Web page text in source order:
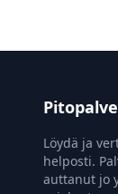
Löydä ja
helposti.
auttanut jo